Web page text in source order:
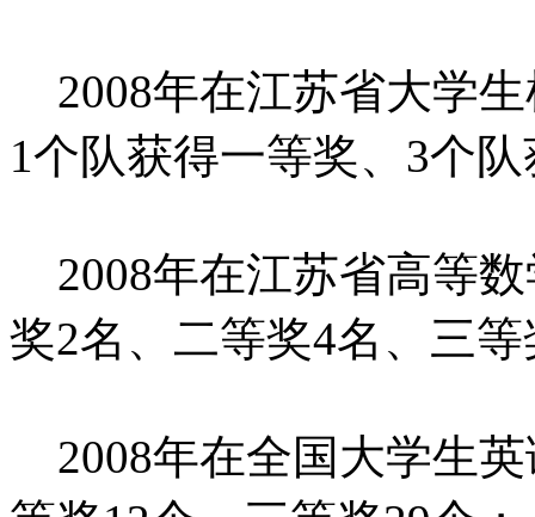
2008年在江苏省大学
1个队获得一等奖、3个
2008年在江苏省高等
奖2名、二等奖4名、三
2008年在全国大学生